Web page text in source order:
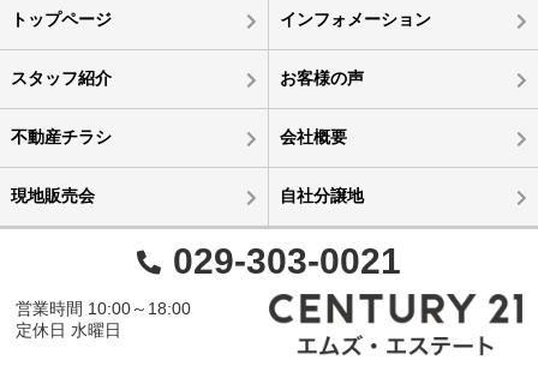
トップページ インフォメーション
スタッフ紹介 お客様の声
不動産チラシ 会社概要
現地販売会 自社分譲地
029-303-0021
営業時間 10:00～18:00
定休日 水曜日